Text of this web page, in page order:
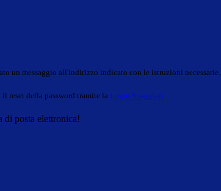
un messaggio all'indirizzo indicato con le istruzioni necessarie.
reset della password tramite la Login Spaggiari
di posta elettronica!